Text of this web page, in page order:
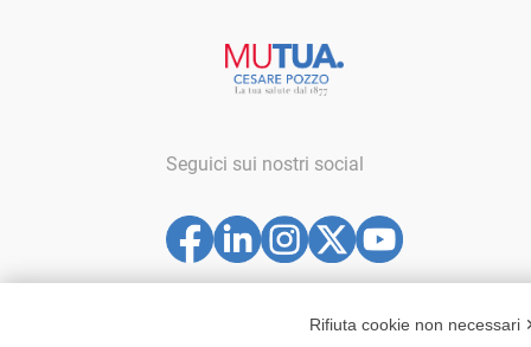
Seguici sui nostri social
Rifiuta cookie non necessari